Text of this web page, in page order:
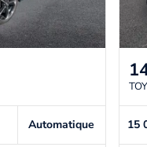
Automatique 15